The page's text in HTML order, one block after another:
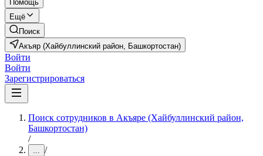
Помощь
Ещё
Поиск
Акъяр (Хайбуллинский район, Башкортостан)
Войти
Войти
Зарегистрироваться
Поиск сотрудников в Акъяре (Хайбуллинский район,
Башкортостан)
/
... /